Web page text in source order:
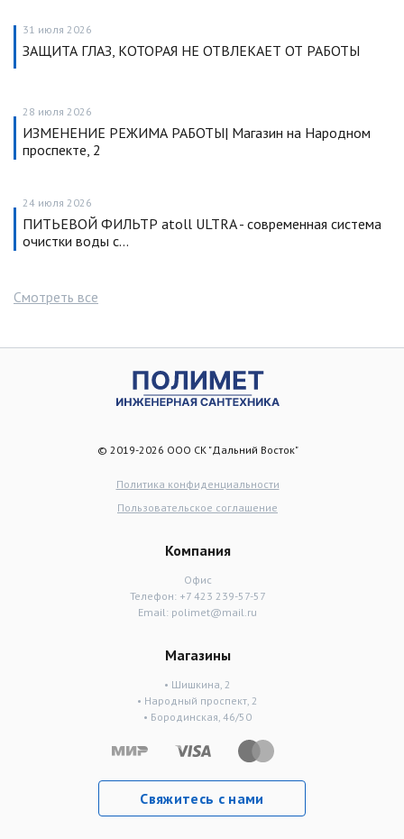
31 июля 2026
ЗАЩИТА ГЛАЗ, КОТОРАЯ НЕ ОТВЛЕКАЕТ ОТ РАБОТЫ
28 июля 2026
ИЗМЕНЕНИЕ РЕЖИМА РАБОТЫ| Магазин на Народном
проспекте, 2
24 июля 2026
ПИТЬЕВОЙ ФИЛЬТР atoll ULTRA - современная система
очистки воды с…
Смотреть все
© 2019-2026 ООО СК "Дальний Восток"
Политика конфиденциальности
Пользовательское соглашение
Компания
Офис
Телефон: +7 423 239-57-57
Email: polimet@mail.ru
Магазины
• Шишкина, 2
• Народный проспект, 2
• Бородинская, 46/50
Свяжитесь с нами